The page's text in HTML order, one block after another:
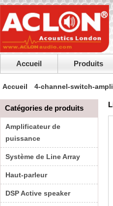
Accueil Produits
Accueil 4-channel-switch-
Catégories de produits
Amplificateur de
puissance
Système de Line Array
Haut-parleur
DSP Active speaker